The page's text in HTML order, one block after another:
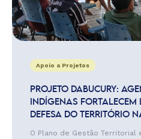
Apoio a Projetos
PROJETO DABUCURY:
INDÍGENAS
DEFESA DO TERRITÓRIO
O Plano de Gestão Territorial